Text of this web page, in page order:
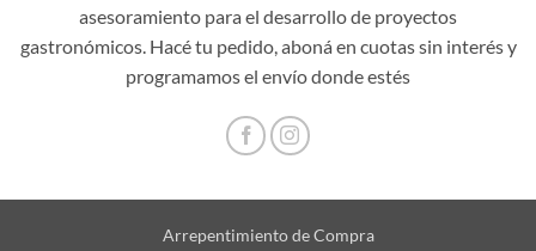
asesoramiento para el desarrollo de proyectos
gastronómicos. Hacé tu pedido, aboná en cuotas sin interés y
programamos el envío donde estés
Arrepentimiento de Compra